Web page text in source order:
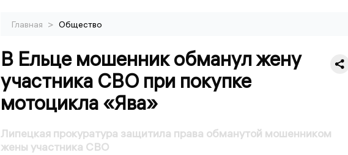
Главная > Общество
В Ельце мошенник обманул жену
участника СВО при покупке
мотоцикла «Ява»
Липецкая прокуратура защитила права обманутой мошенником
жены участника СВО